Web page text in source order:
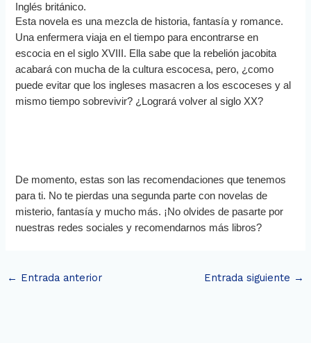
Inglés británico.
Esta novela es una mezcla de historia, fantasía y romance.
Una enfermera viaja en el tiempo para encontrarse en
escocia en el siglo XVIII. Ella sabe que la rebelión jacobita
acabará con mucha de la cultura escocesa, pero, ¿como
puede evitar que los ingleses masacren a los escoceses y al
mismo tiempo sobrevivir? ¿Logrará volver al siglo XX?
De momento, estas son las recomendaciones que tenemos
para ti. No te pierdas una segunda parte con novelas de
misterio, fantasía y mucho más. ¡No olvides de pasarte por
nuestras redes sociales y recomendarnos más libros?
← Entrada anterior Entrada siguiente →